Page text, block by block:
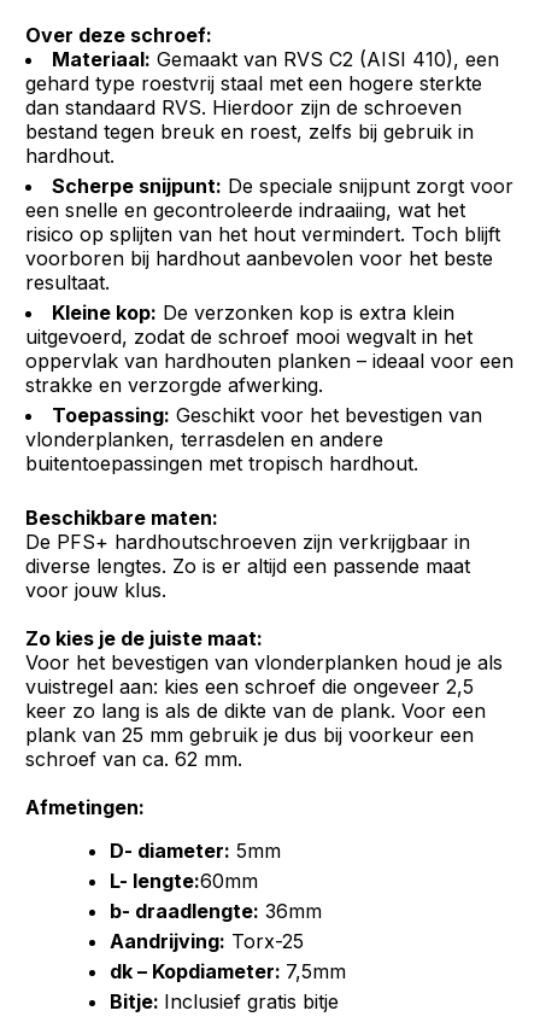
Over deze schroef:
Materiaal: Gemaakt van RVS C2 (AISI 410), een
gehard type roestvrij staal met een hogere sterkte
dan standaard RVS. Hierdoor zijn de schroeven
bestand tegen breuk en roest, zelfs bij gebruik in
hardhout.
Scherpe snijpunt: De speciale snijpunt zorgt voor
een snelle en gecontroleerde indraaiing, wat het
risico op splijten van het hout vermindert. Toch blijft
voorboren bij hardhout aanbevolen voor het beste
resultaat.
Kleine kop: De verzonken kop is extra klein
uitgevoerd, zodat de schroef mooi wegvalt in het
oppervlak van hardhouten planken – ideaal voor een
strakke en verzorgde afwerking.
Toepassing: Geschikt voor het bevestigen van
vlonderplanken, terrasdelen en andere
buitentoepassingen met tropisch hardhout.
Beschikbare maten:
De PFS+ hardhoutschroeven zijn verkrijgbaar in
diverse lengtes. Zo is er altijd een passende maat
voor jouw klus.
Zo kies je de juiste maat:
Voor het bevestigen van vlonderplanken houd je als
vuistregel aan: kies een schroef die ongeveer 2,5
keer zo lang is als de dikte van de plank. Voor een
plank van 25 mm gebruik je dus bij voorkeur een
schroef van ca. 62 mm.
Afmetingen:
D- diameter: 5mm
L- lengte:60mm
b- draadlengte: 36mm
Aandrijving: Torx-25
dk – Kopdiameter: 7,5mm
Bitje: Inclusief gratis bitje